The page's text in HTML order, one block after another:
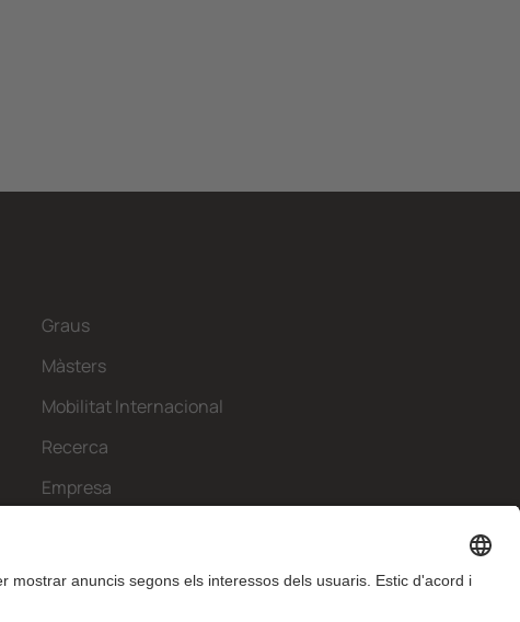
Graus
Màsters
Mobilitat Internacional
Recerca
Empresa